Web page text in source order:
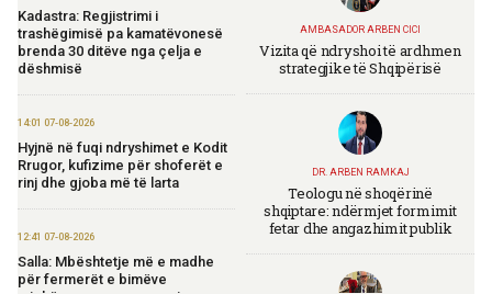
Kadastra: Regjistrimi i
trashëgimisë pa kamatëvonesë
brenda 30 ditëve nga çelja e
dëshmisë
14:01 07-08-2026
Hyjnë në fuqi ndryshimet e Kodit
Rrugor, kufizime për shoferët e
rinj dhe gjoba më të larta
12:41 07-08-2026
Salla: Mbështetje më e madhe
për fermerët e bimëve
AMBASADOR ARBEN CICI
Vizita që ndryshoi të ardhmen
strategjike të Shqipërisë
DR. ARBEN RAMKAJ
Teologu në shoqërinë
shqiptare: ndërmjet formimit
fetar dhe angazhimit publik